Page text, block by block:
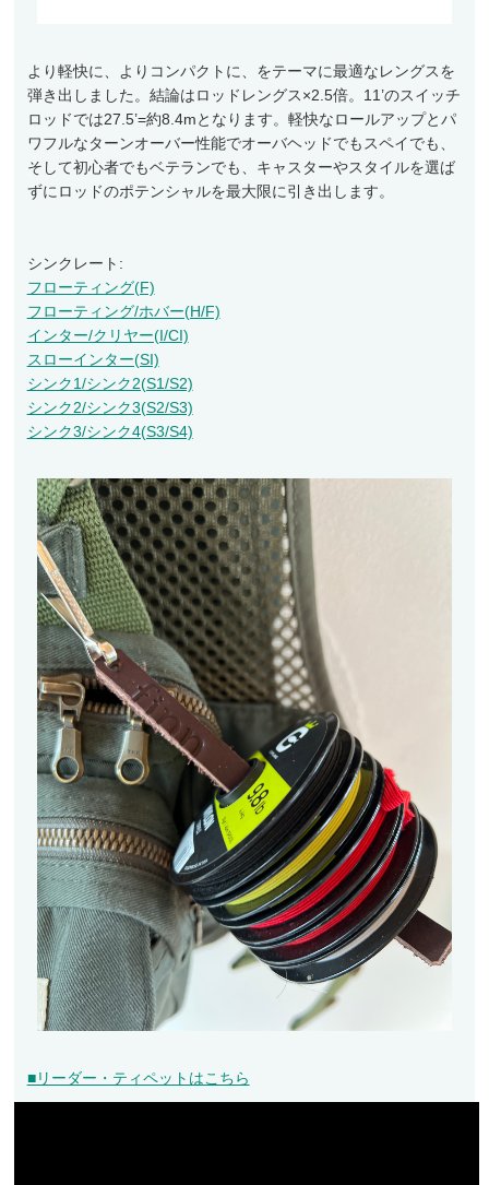
より軽快に、よりコンパクトに、をテーマに最適なレングスを
弾き出しました。結論はロッドレングス×2.5倍。11’のスイッチ
ロッドでは27.5’=約8.4mとなります。軽快なロールアップとパ
ワフルなターンオーバー性能でオーバヘッドでもスペイでも、
そして初心者でもベテランでも、キャスターやスタイルを選ば
ずにロッドのポテンシャルを最大限に引き出します。
シンクレート:
フローティング(F)
フローティング/ホバー(H/F)
インター/クリヤー(I/CI)
スローインター(SI)
シンク1/シンク2(S1/S2)
シンク2/シンク3(S2/S3)
シンク3/シンク4(S3/S4)
■リーダー・ティペットはこちら